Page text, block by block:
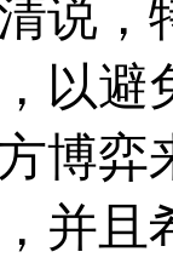
，
以避
弈
并且